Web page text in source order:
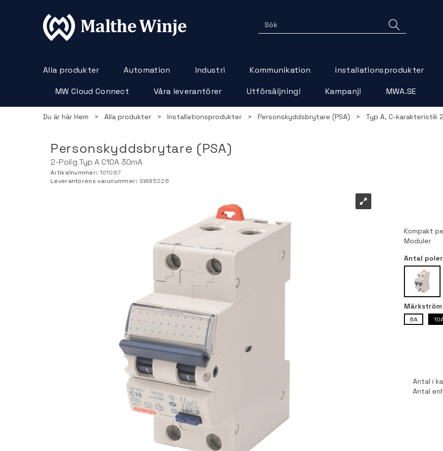
Alla produkter Automation Industri Kommunikation Installationsprodukter
MW Cloud Connect Våra leverantörer Utförsäljning! Kampanj! MWA.SE
Du är här Hem > Alla produkter > Installationsprodukter > Personskyddsbrytare (PSA) > Typ A, C-karakteristik
Personskyddsbrytare (PSA)
2-Polig Typ A C10A 30mA
Artikelnummer: 101087
Leverantörens varunummer: GW95226
Kompakt
Moduler
Antal poler
Märkström
6A
Antal i
Antal